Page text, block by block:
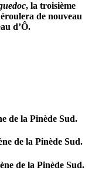
, la troisième
de nouveau
d’Ô.
de la Pinède Sud.
de la Pinède Sud.
de la Pinède Sud.